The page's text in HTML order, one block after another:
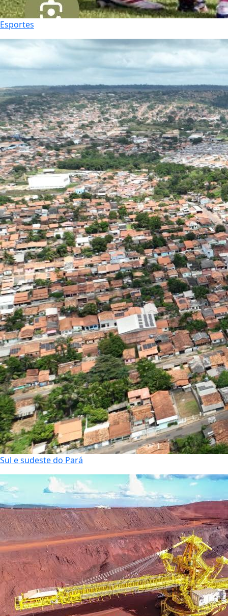
Esportes
Sul e sudeste do Pará